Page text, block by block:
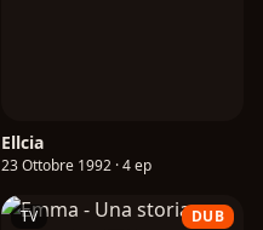
Ellcia
23 Ottobre 1992 · 4 ep
TV DUB